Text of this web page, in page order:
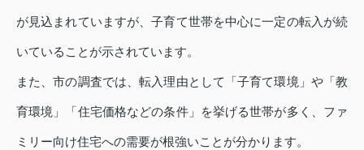
が見込まれていますが、子育て世帯を中心に一定の転入が続
いていることが示されています。
また、市の調査では、転入理由として「子育て環境」や「教
育環境」「住宅価格などの条件」を挙げる世帯が多く、ファ
ミリー向け住宅への需要が根強いことが分かります。